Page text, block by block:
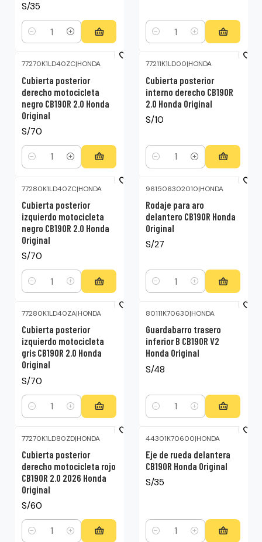
S/35
Cantidad Cantidad
77270K1LD40ZC|HONDA
Cubierta posterior
derecho motocicleta
negro CB190R 2.0 Honda
Original
S/70
Cantidad
77211K1LD00|HONDA
Cubierta posterior
interno derecho CB190R
2.0 Honda Original
S/10
Cantidad
77280K1LD40ZC|HONDA
Cubierta posterior
izquierdo motocicleta
negro CB190R 2.0 Honda
Original
S/70
Cantidad
961506302010|HONDA
Rodaje para aro
delantero CB190R Honda
Original
S/27
Cantidad
77280K1LD40ZA|HONDA
Cubierta posterior
izquierdo motocicleta
gris CB190R 2.0 Honda
Original
S/70
Cantidad
80111K70630|HONDA
Guardabarro trasero
inferior B CB190R V2
Honda Original
S/48
Cantidad
77270K1LD80ZD|HONDA
Cubierta posterior
derecho motocicleta rojo
CB190R 2.0 2026 Honda
Original
S/60
Cantidad
44301K70600|HONDA
Eje de rueda delantera
CB190R Honda Original
S/35
Cantidad